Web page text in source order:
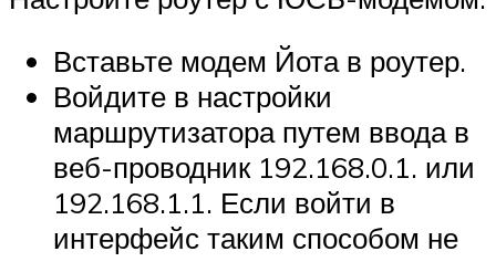
Вставьте модем Йота в роутер.
Войдите в настройки
маршрутизатора путем ввода в
веб-проводник 192.168.0.1. или
192.168.1.1. Если войти в
интерфейс таким способом не